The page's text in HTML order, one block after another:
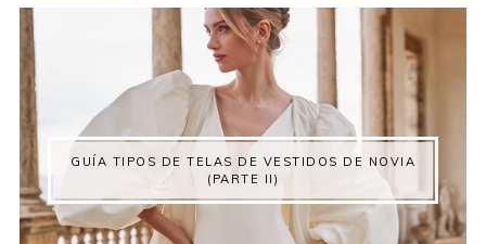
GUÍA TIPOS DE TELAS DE VESTIDOS DE NOVIA
(PARTE II)